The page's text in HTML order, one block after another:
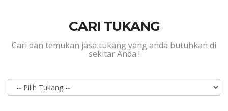
CARI TUKANG
Cari dan temukan jasa tukang yang anda butuhkan di
sekitar Anda !